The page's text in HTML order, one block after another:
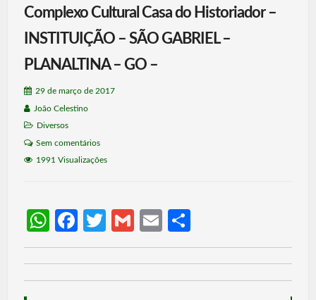
Complexo Cultural Casa do Historiador –
INSTITUIÇÃO – SÃO GABRIEL –
PLANALTINA – GO –
29 de março de 2017
João Celestino
Diversos
Sem comentários
1991 Visualizações
W
h
at
s
Fa
ce
b
o
T
w
itt
er
G
m
ail
E
m
ail
h
ar
e